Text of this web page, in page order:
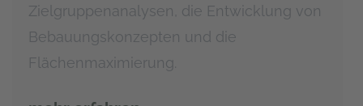
Zielgruppenanalysen, die Entwicklung von
Bebauungskonzepten und die
Flächenmaximierung.